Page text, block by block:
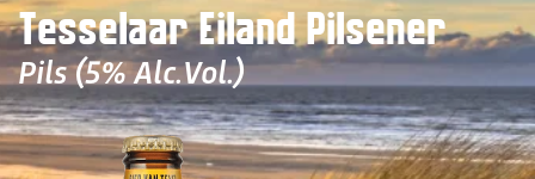
Tesselaar Eiland Pilsener
Pils (5% Alc.Vol.)